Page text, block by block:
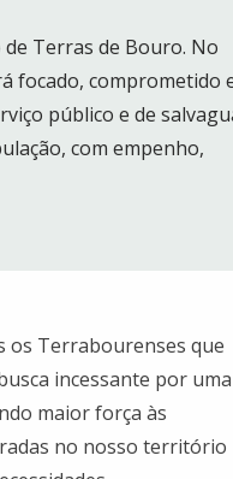
Terras de Bouro. No
focado, comprometido
público e de
com empenho,
os Terrabourenses que
incessante por uma
maior força às
no nosso território